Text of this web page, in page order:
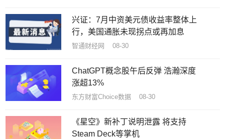
兴证：7月中资美元债收益率整体上
行，美国通胀未现拐点或再加息
智通财经网 08-30
ChatGPT概念股午后反弹 浩瀚深度
涨超13%
东方财富Choice数据 08-30
《星空》新补丁说明泄露 将支持
Steam Deck等掌机